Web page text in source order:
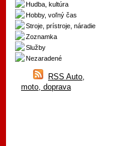
Hudba, kultúra
Hobby, voľný čas
Stroje, prístroje, náradie
Zoznamka
Služby
Nezaradené
RSS Auto,
moto, doprava